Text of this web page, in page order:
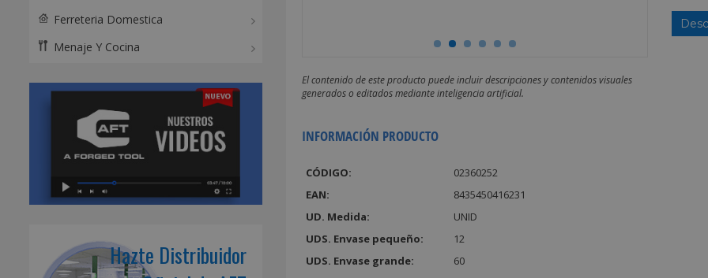
El contenido de este producto puede incluir descripciones y contenidos visuales
generados o editados mediante inteligencia artificial.
INFORMACIÓN PRODUCTO
CÓDIGO:
02360252
EAN:
8435450416231
UD. Medida:
UNID
UDS. Envase pequeño:
12
UDS. Envase grande:
60
Ferreteria Domestica
Menaje Y Cocina
Hazte Distribuidor